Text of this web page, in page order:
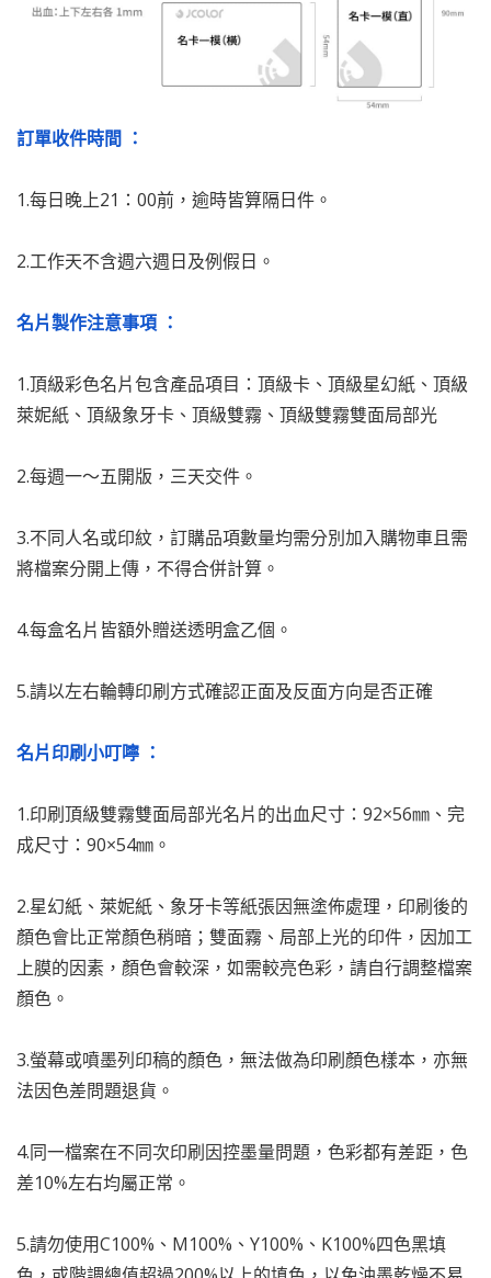
訂單收件時間 ：
1.每日晚上21：00前，逾時皆算隔日件。
2.工作天不含週六週日及例假日。
名片製作注意事項 ：
1.頂級彩色名片包含產品項目：頂級卡、頂級星幻紙、頂級
萊妮紙、頂級象牙卡、頂級雙霧、頂級雙霧雙面局部光
2.每週一～五開版，三天交件。
3.不同人名或印紋，訂購品項數量均需分別加入購物車且需
將檔案分開上傳，不得合併計算。
4.每盒名片皆額外贈送透明盒乙個。
5.請以左右輪轉印刷方式確認正面及反面方向是否正確
名片印刷小叮嚀 ：
1.印刷頂級雙霧雙面局部光名片的出血尺寸：92×56㎜、完
成尺寸：90×54㎜。
2.星幻紙、萊妮紙、象牙卡等紙張因無塗佈處理，印刷後的
顏色會比正常顏色稍暗；雙面霧、局部上光的印件，因加工
上膜的因素，顏色會較深，如需較亮色彩，請自行調整檔案
顏色。
3.螢幕或噴墨列印稿的顏色，無法做為印刷顏色樣本，亦無
法因色差問題退貨。
4.同一檔案在不同次印刷因控墨量問題，色彩都有差距，色
差10%左右均屬正常。
5.請勿使用C100%、M100%、Y100%、K100%四色黑填